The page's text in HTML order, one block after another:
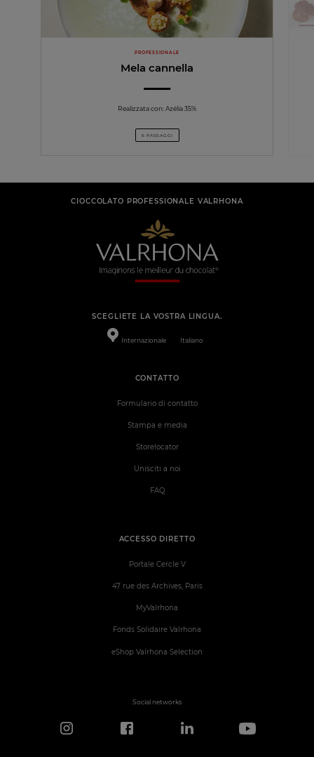
PROFESSIONALE
Mela cannella
Realizzata con: Azélia 35%
6 PASSAGGI
CIOCCOLATO PROFESSIONALE VALRHONA
SCEGLIETE LA VOSTRA LINGUA.
Internazionale Italiano
ACCESSO DIRETTO
Portale Cercle V
47 rue des Archives, Paris
MyValrhona
Fonds Solidaire Valrhona
eShop Valrhona Selection
CONTATTO
Formulario di contatto
Stampa e media
Storelocator
Unisciti a noi
FAQ
Social networks